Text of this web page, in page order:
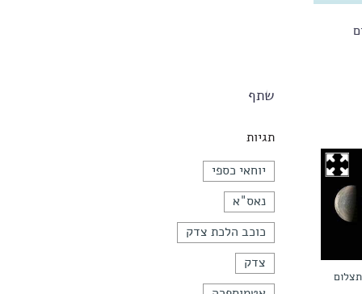
שתף
תגיות
יוחאי כספי
נאס"א
כוכב הלכת צדק
צדק